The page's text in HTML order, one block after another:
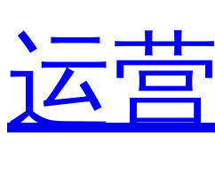
运营